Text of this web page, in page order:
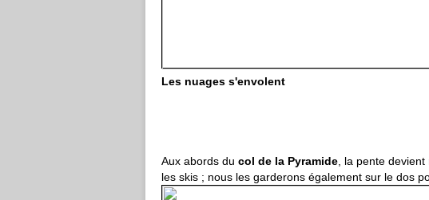
Les nuages s'envolent
Aux abords du col de la Pyramide , la pente
les skis ; nous les garderons également sur le dos